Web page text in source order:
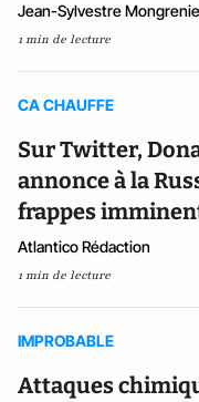
Jean-Sylvestre
1 min de lecture
CA CHAUFFE
Sur Twitter,
annonce à la
frappes
Atlantico Rédaction
1 min de lecture
IMPROBABLE
Attaques